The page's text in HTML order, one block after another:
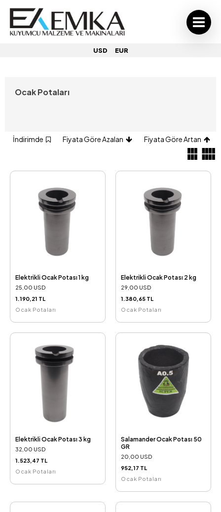
USD EUR
Ocak Potaları
İndirimde Fiyata Göre Azalan Fiyata Göre Artan
Elektrikli Ocak Potası 1 kg
25,00 USD
1.190,21 TL
Ocak Potaları
Elektrikli Ocak Potası 2 kg
29,00 USD
1.380,65 TL
Ocak Potaları
Elektrikli Ocak Potası 3 kg
32,00 USD
1.523,47 TL
Ocak Potaları
Salamander Ocak Potası 50
GR
20,00 USD
952,17 TL
Ocak Potaları